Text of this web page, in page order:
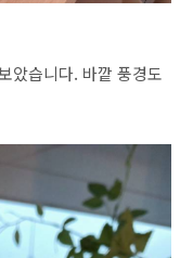
았습니다. 바깥 풍경도